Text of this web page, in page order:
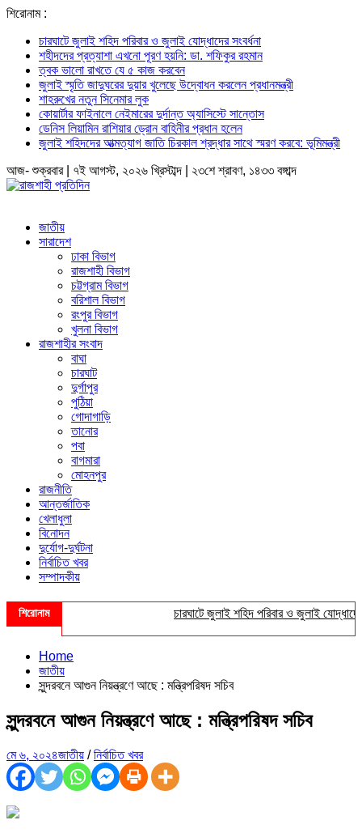
শিরোনাম :
চারঘাটে জুলাই শহিদ পরিবার ও জুলাই যোদ্ধাদের সংবর্ধনা
শহীদদের প্রত্যাশা এখনো পূরণ হয়নি: ডা. শফিকুর রহমান
ত্বক ভালো রাখতে যে ৫ কাজ করবেন
জুলাই স্মৃতি জাদুঘরের দুয়ার খুলেছে উদ্বোধন করলেন প্রধানমন্ত্রী
শাহরুখের নতুন সিনেমার লুক
কোয়ার্টার ফাইনালে নেইমারের দুর্দান্ত অ্যাসিস্টে সান্তোস
ডেনিস লিয়ামিন রাশিয়ার ড্রোন বাহিনীর প্রধান হলেন
জুলাই শহিদদের আত্মত্যাগ জাতি চিরকাল শ্রদ্ধার সাথে স্মরণ করবে: ভূমিমন্ত্রী
আজ- শুক্রবার | ৭ই আগস্ট, ২০২৬ খ্রিস্টাব্দ | ২৩শে শ্রাবণ, ১৪৩৩ বঙ্গাব্দ
জাতীয়
সারাদেশ
ঢাকা বিভাগ
রাজশাহী বিভাগ
চট্টগ্রাম বিভাগ
বরিশাল বিভাগ
রংপুর বিভাগ
খুলনা বিভাগ
রাজশাহীর সংবাদ
বাঘা
চারঘাট
দুর্গাপুর
পুঠিয়া
গোদাগাড়ি
তানোর
পবা
বাগমারা
মোহনপুর
রাজনীতি
আন্তর্জাতিক
খেলাধুলা
বিনোদন
দুর্যোগ-দুর্ঘটনা
নির্বাচিত খবর
সম্পাদকীয়
শিরোনাম চারঘাটে জুলাই শহিদ পরিবার ও জুলাই যোদ্ধাদের
Home
জাতীয়
সুন্দরবনে আগুন নিয়ন্ত্রণে আছে : মন্ত্রিপরিষদ সচিব
সুন্দরবনে আগুন নিয়ন্ত্রণে আছে : মন্ত্রিপরিষদ সচিব
মে ৬, ২০২৪জাতীয় /নির্বাচিত খবর